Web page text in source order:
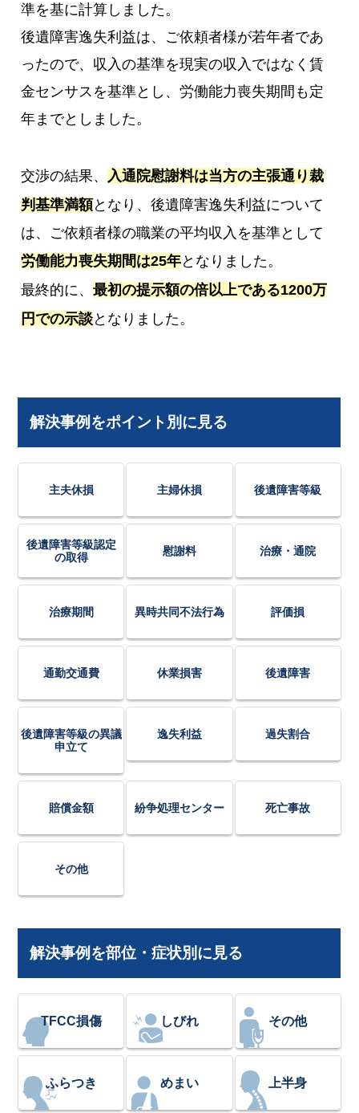
準を基に計算しました。
後遺障害逸失利益は、ご依頼者様が若年者であ
ったので、収入の基準を現実の収入ではなく賃
金センサスを基準とし、労働能力喪失期間も定
年までとしました。
交渉の結果、
入通院慰謝料は当方の主張通り裁
判基準満額となり、後遺障害逸失利益について
は、ご依頼者様の職業の平均収入を基準として
労働能力喪失期間は25年となりました。
最終的に、最初の提示額の倍以上である1200万
円での示談となりました。
解決事例をポイント別に見る
主夫休損 主婦休損 後遺障害等級
後遺障害等級認定
の取得
慰謝料 治療・通院
治療期間 異時共同不法行為 評価損
通勤交通費 休業損害 後遺障害
後遺障害等級の異議
申立て
逸失利益 過失割合
賠償金額 紛争処理センター 死亡事故
その他
解決事例を部位・症状別に見る
TFCC損傷 しびれ その他
ふらつき めまい 上半身